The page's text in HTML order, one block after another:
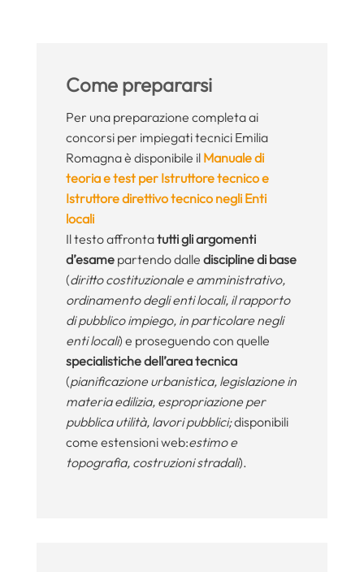
Come prepararsi
Per una preparazione completa ai
concorsi per impiegati tecnici Emilia
Romagna è disponibile il Manuale di
teoria e test per Istruttore tecnico e
Istruttore direttivo tecnico negli Enti
locali
Il testo affrontatutti gli argomenti
d’esamepartendo dalle discipline di base
(diritto costituzionale e amministrativo,
ordinamento degli enti locali, il rapporto
di pubblico impiego, in particolare negli
enti locali) e proseguendo con quelle
specialistiche dell’area tecnica
(pianificazione urbanistica, legislazione in
materia edilizia, espropriazione per
pubblica utilità, lavori pubblici;disponibili
come estensioni web:estimo e
topografia, costruzioni stradali).